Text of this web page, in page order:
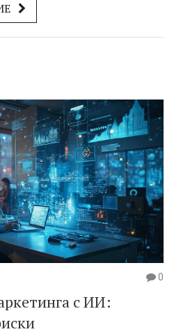
Узнайте, как визуально
санузел и сделать
и современные креативные
простых примерах и с
0
с ИИ: